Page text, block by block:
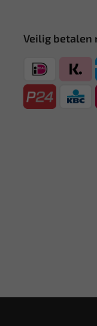
Veilig betalen